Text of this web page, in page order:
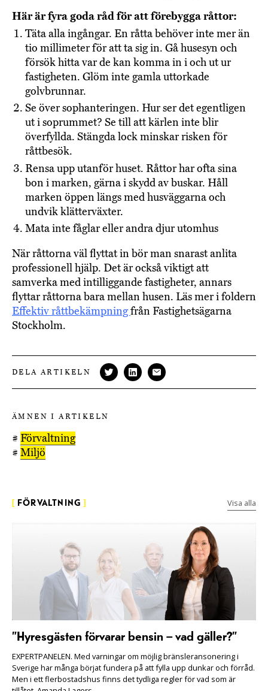
Här är fyra goda råd för att förebygga råttor:
Täta alla ingångar. En råtta behöver inte mer än
tio millimeter för att ta sig in. Gå husesyn och
försök hitta var de kan komma in i och ut ur
fastigheten. Glöm inte gamla uttorkade
golvbrunnar.
Se över sophanteringen. Hur ser det egentligen
ut i soprummet? Se till att kärlen inte blir
överfyllda. Stängda lock minskar risken för
råttbesök.
Rensa upp utanför huset. Råttor har ofta sina
bon i marken, gärna i skydd av buskar. Håll
marken öppen längs med husväggarna och
undvik klätterväxter.
Mata inte fåglar eller andra djur utomhus
När råttorna väl flyttat in bör man snarast anlita
professionell hjälp. Det är också viktigt att
samverka med intilliggande fastigheter, annars
flyttar råttorna bara mellan husen. Läs mer i foldern
Effektiv råttbekämpningfrån Fastighetsägarna
Stockholm.
DELA ARTIKELN
ÄMNEN I ARTIKELN
# Förvaltning
# Miljö
FÖRVALTNING Visa alla
”Hyresgästen förvarar bensin – vad gäller?”
EXPERTPANELEN. Med varningar om möjlig bränsleransonering i
Sverige har många börjat fundera på att fylla upp dunkar och förråd.
Men i ett flerbostadshus finns det tydliga regler för vad som är